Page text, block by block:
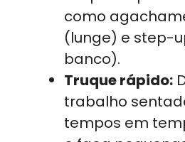
como
(lunge) e step-
banco).
Truque rápido:
trabalho
tempos em